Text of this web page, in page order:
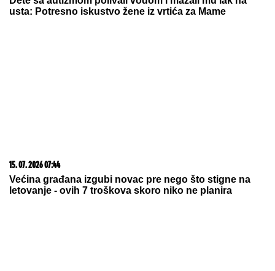
usta: Potresno iskustvo žene iz vrtića za Mame
15. 07. 2026 07:44
Većina građana izgubi novac pre nego što stigne na
letovanje - ovih 7 troškova skoro niko ne planira